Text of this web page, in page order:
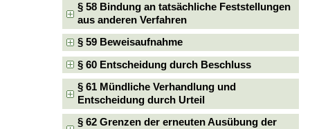
§ 58 Bindung an tatsächliche Feststellungen
aus anderen Verfahren
§ 59 Beweisaufnahme
§ 60 Entscheidung durch Beschluss
§ 61 Mündliche Verhandlung und
Entscheidung durch Urteil
§ 62 Grenzen der erneuten Ausübung der